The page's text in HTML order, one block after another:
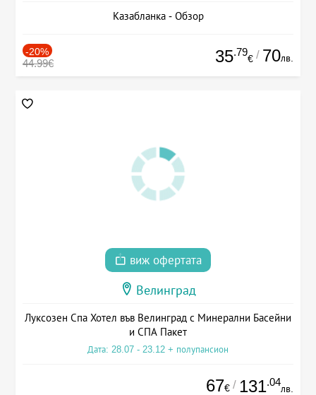
Казабланка - Обзор
-20%
44.99€ 35.79
€ / 70лв.
виж офертата
Велинград
Луксозен Спа Хотел във Велинград с Минерални Басейни
и СПА Пакет
Дата: 28.07 - 23.12 + полупансион
67€ / 131.04
лв.